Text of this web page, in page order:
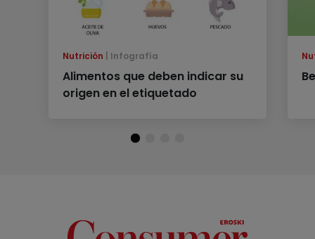
Nutrición Infografía
Alimentos que deben indicar su
origen en el etiquetado